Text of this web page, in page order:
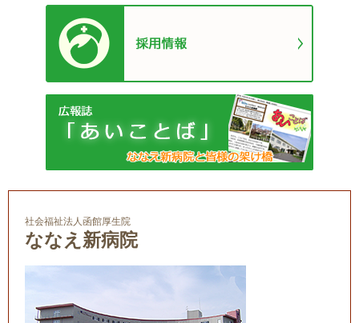
社会福祉法人函館厚生院
ななえ新病院